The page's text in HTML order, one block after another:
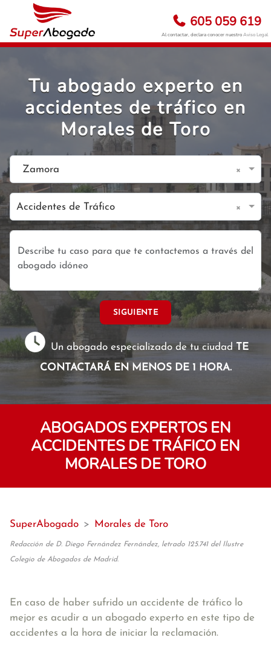
605 059 619
Al contactar, declara conocer nuestroAviso Legal
Tu abogado experto en
accidentes de tráfico en
Morales de Toro
Zamora ×
Accidentes de Tráfico ×
SIGUIENTE
Un abogado especializado de tu ciudadTE
CONTACTARÁ EN MENOS DE 1 HORA.
ABOGADOS EXPERTOS EN
ACCIDENTES DE TRÁFICO EN
MORALES DE TORO
SuperAbogado > Morales de Toro
Redacción de D. Diego Fernández Fernández, letrado 125.741 del Ilustre
Colegio de Abogados de Madrid.
En caso de haber sufrido un accidente de tráfico lo
mejor es acudir a un abogado experto en este tipo de
accidentes a la hora de iniciar la reclamación.